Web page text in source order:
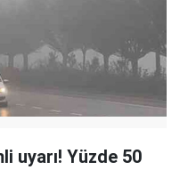
uyarı! Yüzde 50